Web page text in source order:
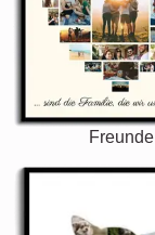
Freunde